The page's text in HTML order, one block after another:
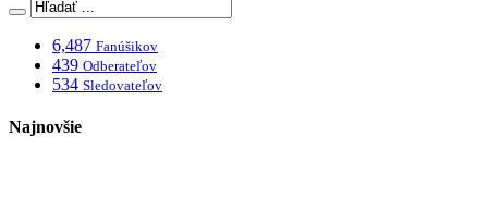
6,487 Fanúšikov
439 Odberateľov
534 Sledovateľov
Najnovšie